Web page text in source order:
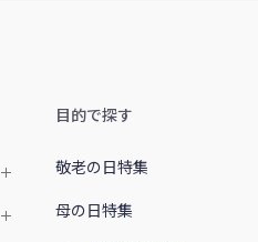
目的で探す
敬老の日特集
母の日特集